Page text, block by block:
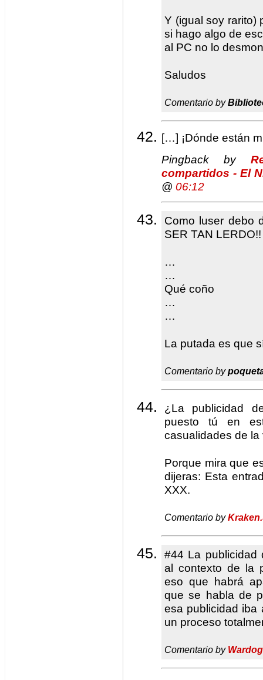
Y (igual soy rarito)
si hago algo de
al PC no lo
Saludos
Comentario by
[…] ¡Dónde están
Pingback by
compartidos - El
@ 06:12
Como luser debo
SER TAN LERDO!!
…
…
Qué coño
…
…
La putada es que
Comentario by
¿La publicidad
puesto tú en
casualidades de la
Porque mira que
dijeras: Esta
XXX.
Comentario by
#44 La publicidad
al contexto de la
eso que habrá
que se habla de
esa publicidad iba
un proceso
Comentario by Wardog